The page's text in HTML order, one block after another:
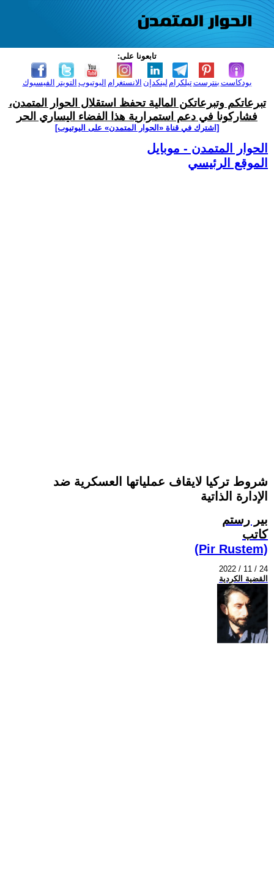
تابعونا على:
الفيسبوك التويتر اليوتيوب الانستغرام لينكدإن تيلكرامبنترست بودكاست
تبرعاتكم وتبرعاتكن المالية تحفظ استقلال الحوار المتمدن،
فشاركونا في دعم استمرارية هذا الفضاء اليساري الحر
[اشترك في قناة ‫«الحوار المتمدن» على اليوتيوب]
الحوار المتمدن - موبايل
الموقع الرئيسي
شروط تركيا لايقاف عملياتها العسكرية ضد
الإدارة الذاتية
بير رستم
كاتب
(Pir Rustem)
2022 / 11 / 24
القضية الكردية